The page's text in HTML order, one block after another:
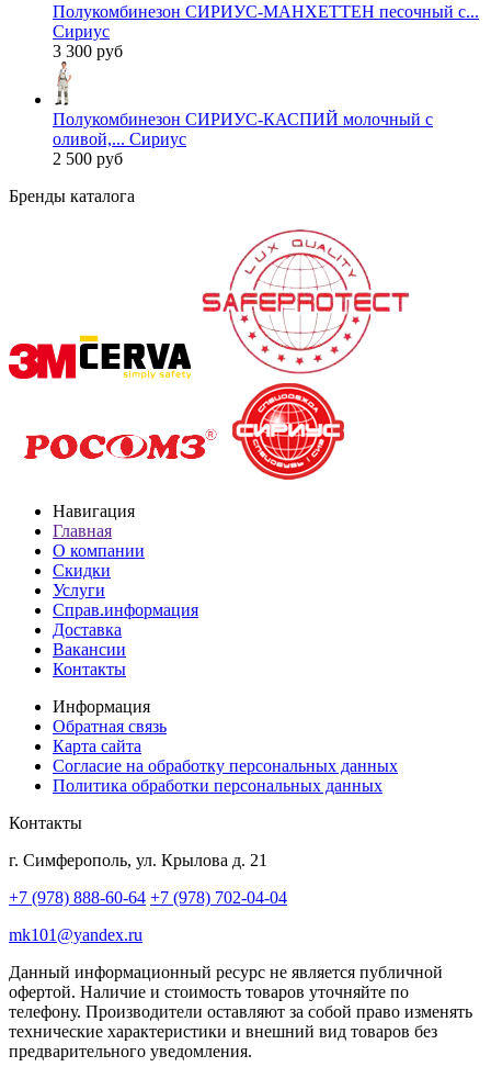
Полукомбинезон СИРИУС-МАНХЕТТЕН песочный с...
Сириус
3 300 руб
Полукомбинезон СИРИУС-КАСПИЙ молочный с
оливой,... Сириус
2 500 руб
Бренды каталога
Навигация
Главная
О компании
Скидки
Услуги
Справ.информация
Доставка
Вакансии
Контакты
Информация
Обратная связь
Карта сайта
Согласие на обработку персональных данных
Политика обработки персональных данных
Контакты
г. Симферополь, ул. Крылова д. 21
+7 (978) 888-60-64 +7 (978) 702-04-04
mk101@yandex.ru
Данный информационный ресурс не является публичной
офертой. Наличие и стоимость товаров уточняйте по
телефону. Производители оставляют за собой право изменять
технические характеристики и внешний вид товаров без
предварительного уведомления.